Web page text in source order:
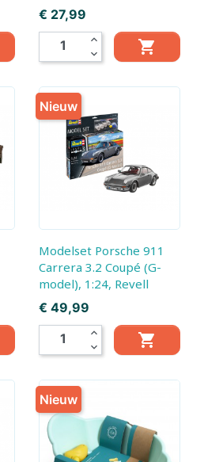
Prijs
€ 27,99
expand_less
expand_more

Modelset Porsche 911
Carrera 3.2 Coupé (G-
model), 1:24, Revell
Prijs
€ 49,99
expand_less
expand_more

Nieuw
Nieuw